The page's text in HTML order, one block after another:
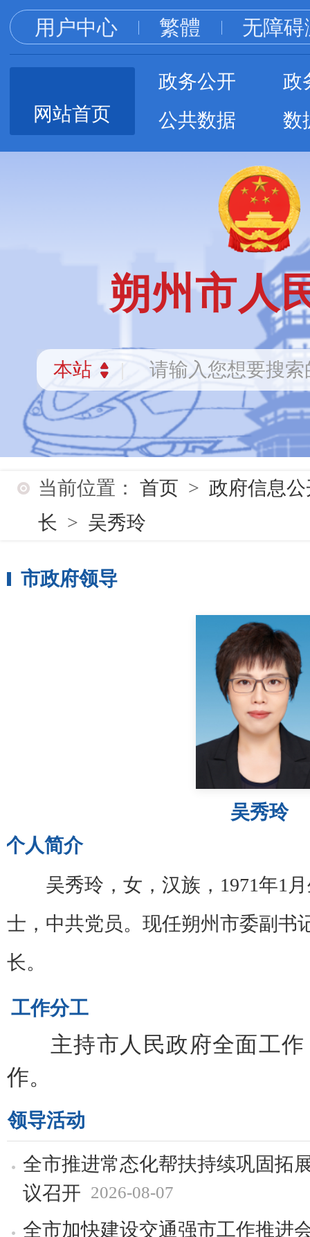
用户中心 繁體 无障碍
网站首页
政务公开
政
公共数据
数
朔州市人
当前位置： 首页 > 政府信息公
长 > 吴秀玲
市政府领导
吴秀玲
个人简介
吴秀玲，女，汉族，1971年1
士，中共党员。现任朔州市委副书
长。
工作分工
主持市人民政府全面工作
作。
领导活动
全市推进常态化帮扶持续巩固拓
议召开 2026-08-07
全市加快建设交通强市工作推进